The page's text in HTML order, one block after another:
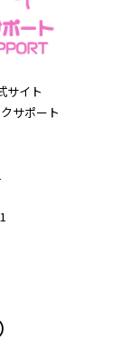
サイト
サポート